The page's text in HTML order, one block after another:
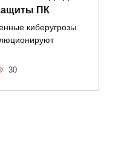
ПК
киберугрозы
30